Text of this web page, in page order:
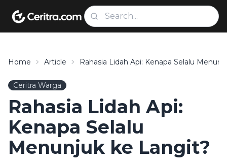
Home Article Rahasia Lidah Api: Kenapa Selalu
Ceritra Warga
Rahasia Lidah Api:
Kenapa Selalu
Menunjuk ke Langit?